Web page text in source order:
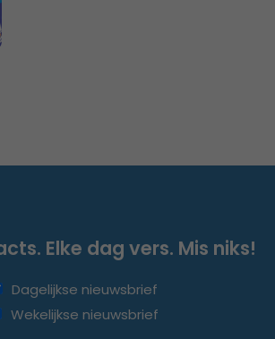
Elke dag vers. Mis niks!
Dagelijkse nieuwsbrief
Wekelijkse nieuwsbrief